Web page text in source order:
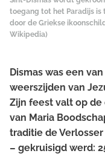
toegang tot het Paradijs is
door de Griekse
Wikipedia)
Dismas was een
weerszijden van
Zijn feest valt op
van Maria
traditie de
– gekruisigd werd: